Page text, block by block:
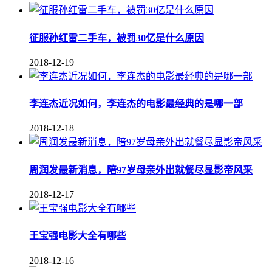
征服孙红雷二手车，被罚30亿是什么原因
2018-12-19
李连杰近况如何，李连杰的电影最经典的是哪一部
2018-12-18
周润发最新消息，陪97岁母亲外出就餐尽显影帝风采
2018-12-17
王宝强电影大全有哪些
2018-12-16